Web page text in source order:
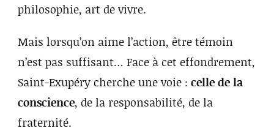
philosophie, art de vivre.
Mais lorsqu’on aime l’action, être témoin
n’est pas suffisant… Face à cet effondrement,
Saint-Exupéry cherche une voie : celle de la
conscience, de la responsabilité, de la
fraternité.